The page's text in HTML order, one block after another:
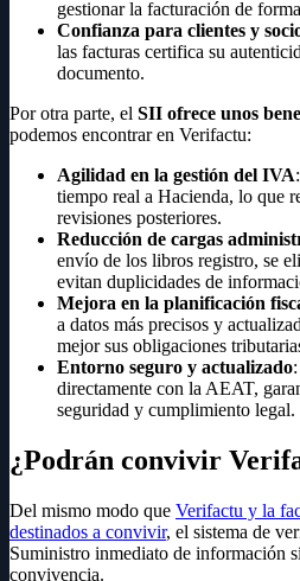
gestionar la facturación de
Confianza para clientes y
las facturas certifica su
documento.
Por otra parte, el SII ofrece unos
podemos encontrar en Verifactu:
Agilidad en la gestión del IVA
tiempo real a Hacienda, lo que
revisiones posteriores.
Reducción de cargas
envío de los libros registro, se
evitan duplicidades de
Mejora en la planificación
a datos más precisos y
mejor sus obligaciones
Entorno seguro y actualizado
directamente con la AEAT,
seguridad y cumplimiento legal.
¿Podrán convivir
Del mismo modo que Verifactu y la
destinados a convivir, el sistema de
Suministro inmediato de información
convivencia.